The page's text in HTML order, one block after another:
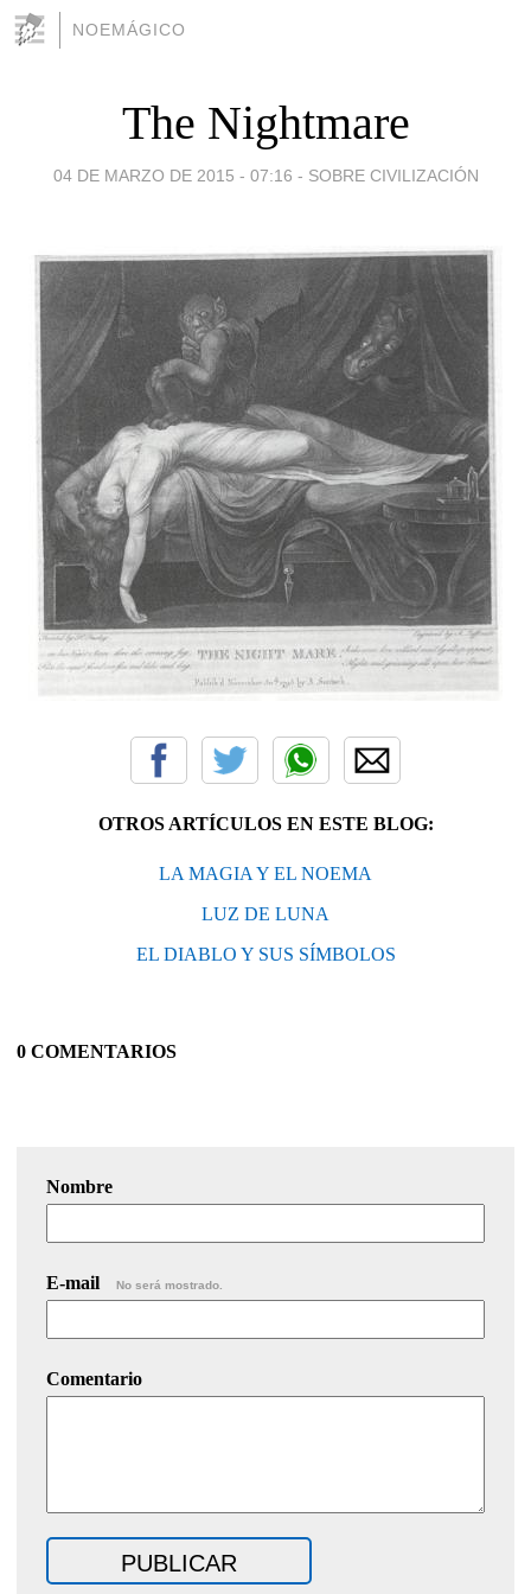
NOEMÁGICO
The Nightmare
04 DE MARZO DE 2015 - 07:16 - SOBRE CIVILIZACIÓN
OTROS ARTÍCULOS EN ESTE BLOG:
LA MAGIA Y EL NOEMA
LUZ DE LUNA
EL DIABLO Y SUS SÍMBOLOS
0 COMENTARIOS
Nombre
E-mail No será mostrado.
Comentario